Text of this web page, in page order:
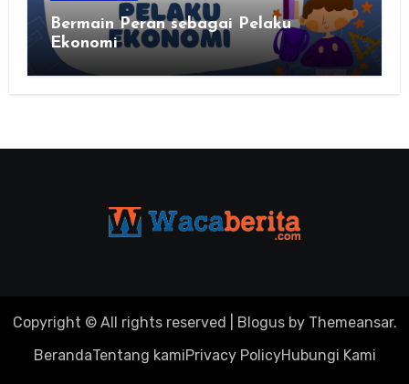
Bermain Peran sebagai Pelaku
Ekonomi
Copyright © All rights reserved Blogusby Themeansar.
BerandaTentang kamiPrivacy PolicyHubungi Kami